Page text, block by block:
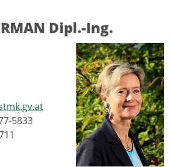
Dipl.-Ing.
5833